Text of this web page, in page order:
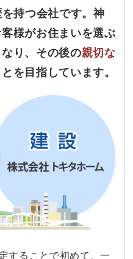
持つ会社です。神
様がお住まいを選ぶ
なり、その後の親切な
を目指しています。
することで初めて、一